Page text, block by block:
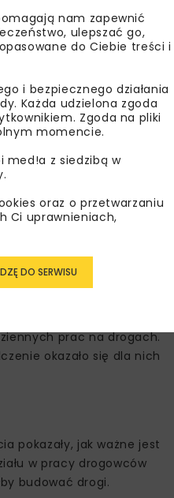
pięciolatkom
związanych
prac na drogach.
okazało się dla nich
pokazały, jak ważne jest
w pracy drogowców
budować drogi.
nam zapewnić
ulepszać go,
do Ciebie treści i
i bezpiecznego działania
Każda udzielona zgoda
Zgoda na pliki
momencie.
med!a z siedzibą w
oraz o przetwarzaniu
Ci uprawnieniach,
DO SERWISU